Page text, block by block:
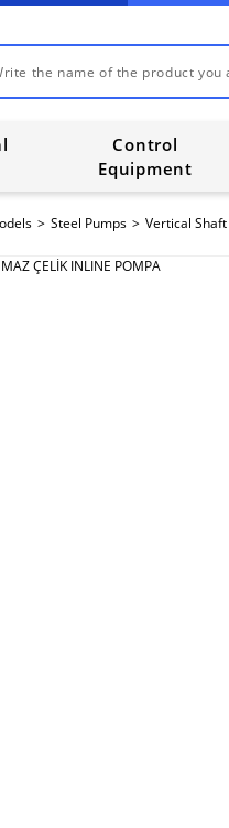
Control
Equipment
Steel Pumps Vertical